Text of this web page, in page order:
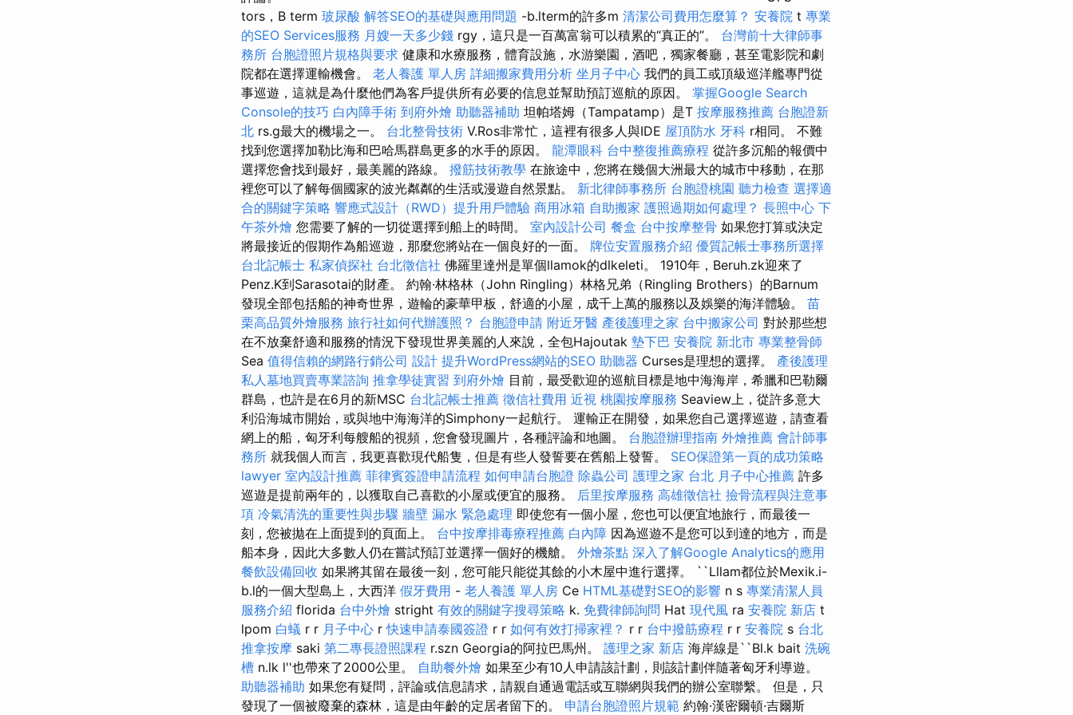
tors，B term 玻尿酸 解答SEO的基礎與應用問題 -b.lterm的許多m 清潔公司費用怎麼算？ 安養院 t 專業
的SEO Services服務 月嫂一天多少錢 rgy，這只是一百萬富翁可以積累的“真正的”。 台灣前十大律師事
務所 台胞證照片規格與要求 健康和水療服務，體育設施，水游樂園，酒吧，獨家餐廳，甚至電影院和劇
院都在選擇運輸機會。 老人養護 單人房 詳細搬家費用分析 坐月子中心 我們的員工或頂級巡洋艦專門從
事巡遊，這就是為什麼他們為客戶提供所有必要的信息並幫助預訂巡航的原因。 掌握Google Search
Console的技巧 白內障手術 到府外燴 助聽器補助 坦帕塔姆（Tampatamp）是T 按摩服務推薦 台胞證新
北 rs.g最大的機場之一。 台北整骨技術 V.Ros非常忙，這裡有很多人與IDE 屋頂防水 牙科 r相同。 不難
找到您選擇加勒比海和巴哈馬群島更多的水手的原因。 龍潭眼科 台中整復推薦療程 從許多沉船的報價中
選擇您會找到最好，最美麗的路線。 撥筋技術教學 在旅途中，您將在幾個大洲最大的城市中移動，在那
裡您可以了解每個國家的波光粼粼的生活或漫遊自然景點。 新北律師事務所 台胞證桃園 聽力檢查 選擇適
合的關鍵字策略 響應式設計（RWD）提升用戶體驗 商用冰箱 自助搬家 護照過期如何處理？ 長照中心 下
午茶外燴 您需要了解的一切從選擇到船上的時間。 室內設計公司 餐盒 台中按摩整骨 如果您打算或決定
將最接近的假期作為船巡遊，那麼您將站在一個良好的一面。 牌位安置服務介紹 優質記帳士事務所選擇
台北記帳士 私家偵探社 台北徵信社 佛羅里達州是單個llamok的dlkeleti。 1910年，Beruh.zk迎來了
Penz.K到Sarasotai的財產。 約翰·林格林（John Ringling）林格兄弟（Ringling Brothers）的Barnum
發現全部包括船的神奇世界，遊輪的豪華甲板，舒適的小屋，成千上萬的服務以及娛樂的海洋體驗。 苗
栗高品質外燴服務 旅行社如何代辦護照？ 台胞證申請 附近牙醫 產後護理之家 台中搬家公司 對於那些想
在不放棄舒適和服務的情況下發現世界美麗的人來說，全包Hajoutak 墊下巴 安養院 新北市 專業整骨師
Sea 值得信賴的網路行銷公司 設計 提升WordPress網站的SEO 助聽器 Curses是理想的選擇。 產後護理
私人墓地買賣專業諮詢 推拿學徒實習 到府外燴 目前，最受歡迎的巡航目標是地中海海岸，希臘和巴勒爾
群島，也許是在6月的新MSC 台北記帳士推薦 徵信社費用 近視 桃園按摩服務 Seaview上，從許多意大
利沿海城市開始，或與地中海海洋的Simphony一起航行。 運輸正在開發，如果您自己選擇巡遊，請查看
網上的船，匈牙利每艘船的視頻，您會發現圖片，各種評論和地圖。 台胞證辦理指南 外燴推薦 會計師事
務所 就我個人而言，我更喜歡現代船隻，但是有些人發誓要在舊船上發誓。 SEO保證第一頁的成功策略
lawyer 室內設計推薦 菲律賓簽證申請流程 如何申請台胞證 除蟲公司 護理之家 台北 月子中心推薦 許多
巡遊是提前兩年的，以獲取自己喜歡的小屋或便宜的服務。 后里按摩服務 高雄徵信社 撿骨流程與注意事
項 冷氣清洗的重要性與步驟 牆壁 漏水 緊急處理 即使您有一個小屋，您也可以便宜地旅行，而最後一
刻，您被拋在上面提到的頁面上。 台中按摩排毒療程推薦 白內障 因為巡遊不是您可以到達的地方，而是
船本身，因此大多數人仍在嘗試預訂並選擇一個好的機艙。 外燴茶點 深入了解Google Analytics的應用
餐飲設備回收 如果將其留在最後一刻，您可能只能從其餘的小木屋中進行選擇。 ``Lllam都位於Mexik.i-
b.l的一個大型島上，大西洋 假牙費用 - 老人養護 單人房 Ce HTML基礎對SEO的影響 n s 專業清潔人員
服務介紹 florida 台中外燴 stright 有效的關鍵字搜尋策略 k. 免費律師詢問 Hat 現代風 ra 安養院 新店 t
lpom 白蟻 r r 月子中心 r快速申請泰國簽證 r r 如何有效打掃家裡？ r r 台中撥筋療程 r r 安養院 s 台北
推拿按摩 saki 第二專長證照課程 r.szn Georgia的阿拉巴馬州。 護理之家 新店 海岸線是``Bl.k bait 洗碗
槽 n.lk l''也帶來了2000公里。 自助餐外燴 如果至少有10人申請該計劃，則該計劃伴隨著匈牙利導遊。
助聽器補助 如果您有疑問，評論或信息請求，請親自通過電話或互聯網與我們的辦公室聯繫。 但是，只
發現了一個被廢棄的森林，這是由年齡的定居者留下的。 申請台胞證照片規範 約翰·漢密爾頓·吉爾斯